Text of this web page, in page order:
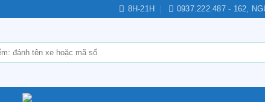
8H-21H 0937.222.487 - 162,